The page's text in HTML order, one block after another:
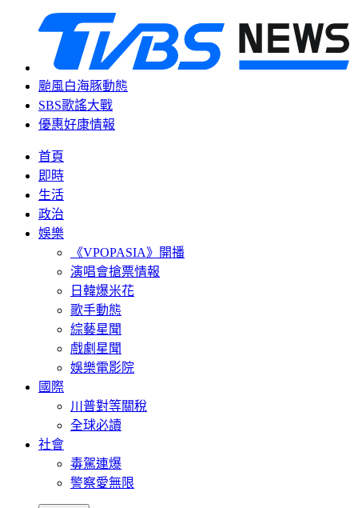
颱風白海豚動態
SBS歌謠大戰
優惠好康情報
首頁
即時
生活
政治
娛樂
《VPOPASIA》開播
演唱會搶票情報
日韓爆米花
歌手動態
綜藝星聞
戲劇星聞
娛樂電影院
國際
川普對等關稅
全球必讀
社會
毒駕連爆
警察愛無限